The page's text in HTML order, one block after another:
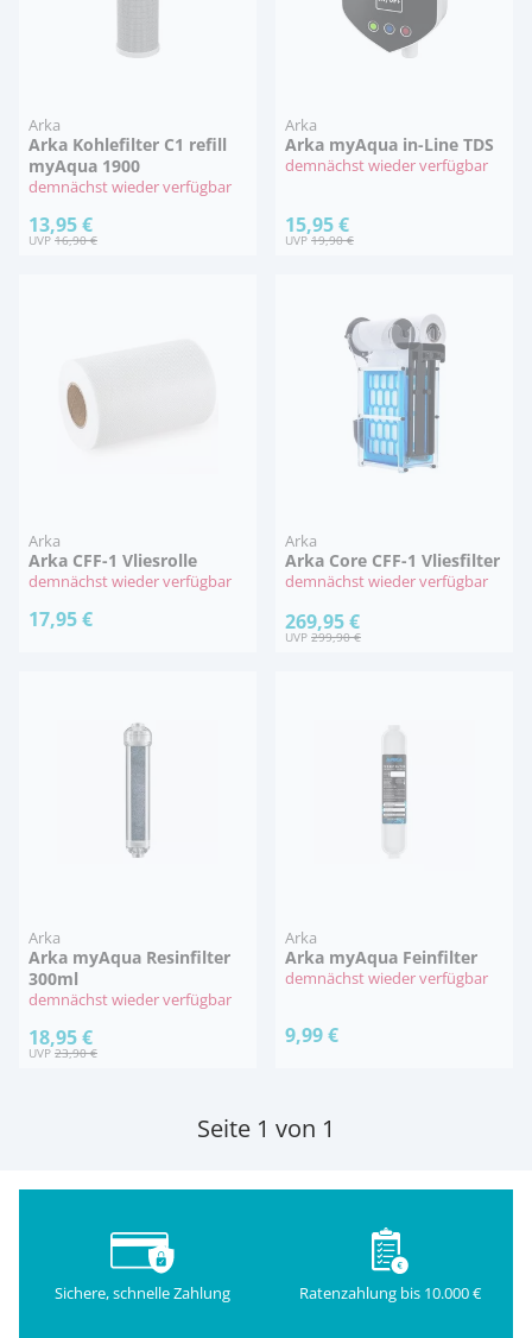
Arka
Arka Kohlefilter C1 refill
myAqua 1900
demnächst wieder verfügbar
13,95 €
UVP 16,90 €
Arka
Arka myAqua in-Line TDS
demnächst wieder verfügbar
15,95 €
UVP 19,90 €
Arka
Arka CFF-1 Vliesrolle
demnächst wieder verfügbar
17,95 €
Arka
Arka Core CFF-1 Vliesfilter
demnächst wieder verfügbar
269,95 €
UVP 299,90 €
Arka
Arka myAqua Resinfilter
300ml
demnächst wieder verfügbar
18,95 €
UVP 23,90 €
Arka
Arka myAqua Feinfilter
demnächst wieder verfügbar
9,99 €
Seite 1 von 1
Sichere, schnelle Zahlung Ratenzahlung bis 10.000 €